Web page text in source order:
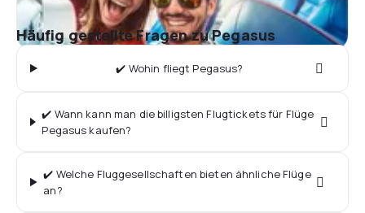
Häufig gestellte Fragen zu Pegasus
✔️ Wohin fliegt Pegasus?
✔️ Wann kann man die billigsten Flugtickets für Flüge
Pegasus kaufen?
✔️ Welche Fluggesellschaften bieten ähnliche Flüge
an?